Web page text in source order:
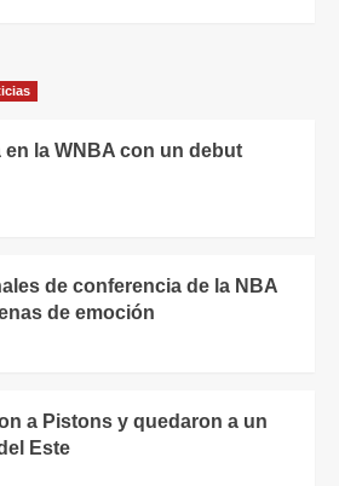
la WNBA con un debut
de conferencia de la NBA
de emoción
a Pistons y quedaron a un
Este